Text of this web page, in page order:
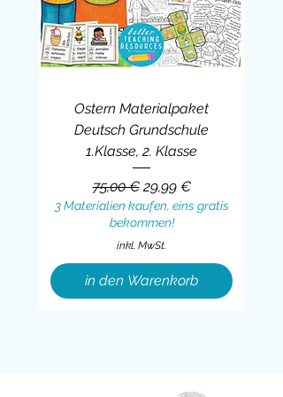
Ostern Materialpaket
Deutsch Grundschule
1.Klasse, 2. Klasse
Standardpreis
75,00 € Sale-Preis
29,99 €
3 Materialien kaufen, eins gratis
bekommen!
inkl. MwSt.
in den Warenkorb